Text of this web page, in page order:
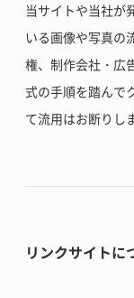
当サイトや当社が
いる画像や写真の
権、制作会社・広
式の手順を踏んで
て流用はお断りし
リンクサイトに